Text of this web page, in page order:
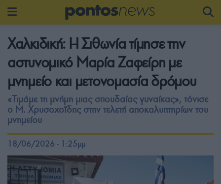
Χαλκιδική: Η Σιθωνία τίμησε την
αστυνομικό Μαρία Ζαφείρη με
μνημείο και μετονομασία δρόμου
«Τιμάμε τη μνήμη μιας σπουδαίας γυναίκας», τόνισε
ο Μ. Χρυσοχοΐδης στην τελετή αποκαλυπτηρίων του
μνημείου
18/06/2026 - 1:25μμ